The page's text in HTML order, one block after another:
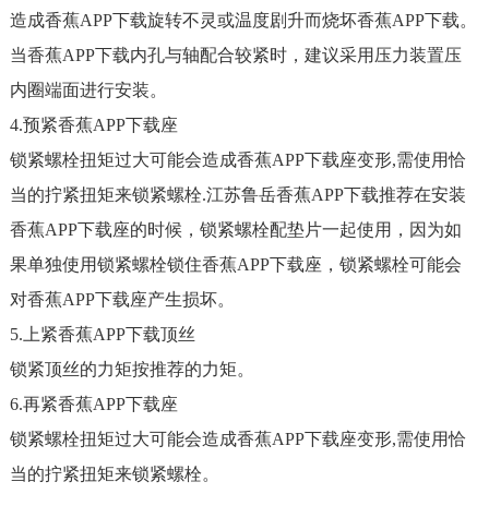
造成香蕉APP下载旋转不灵或温度剧升而烧坏香蕉APP下载。
当香蕉APP下载内孔与轴配合较紧时，建议采用压力装置压
内圈端面进行安装。
4.预紧香蕉APP下载座
锁紧螺栓扭矩过大可能会造成香蕉APP下载座变形,需使用恰
当的拧紧扭矩来锁紧螺栓.江苏鲁岳香蕉APP下载推荐在安装
香蕉APP下载座的时候，锁紧螺栓配垫片一起使用，因为如
果单独使用锁紧螺栓锁住香蕉APP下载座，锁紧螺栓可能会
对香蕉APP下载座产生损坏。
5.上紧香蕉APP下载顶丝
锁紧顶丝的力矩按推荐的力矩。
6.再紧香蕉APP下载座
锁紧螺栓扭矩过大可能会造成香蕉APP下载座变形,需使用恰
当的拧紧扭矩来锁紧螺栓。